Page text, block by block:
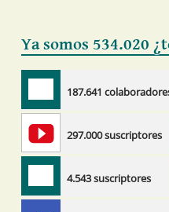
Ya somos 534.020
187.641
297.000 suscriptores
4.543 suscriptores